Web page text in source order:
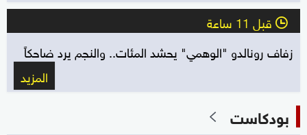
l قبل 11 ساعة
زفاف رونالدو "الوهمي" يحشد المئات.. والنجم يرد ضاحكاً
المزيد
بودكاست